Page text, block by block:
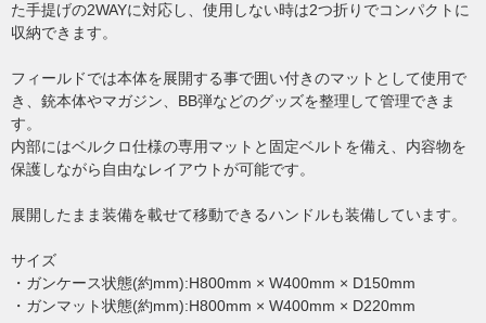
た手提げの2WAYに対応し、使用しない時は2つ折りでコンパクトに
収納できます。
フィールドでは本体を展開する事で囲い付きのマットとして使用で
き、銃本体やマガジン、BB弾などのグッズを整理して管理できま
す。
内部にはベルクロ仕様の専用マットと固定ベルトを備え、内容物を
保護しながら自由なレイアウトが可能です。
展開したまま装備を載せて移動できるハンドルも装備しています。
サイズ
・ガンケース状態(約mm):H800mm × W400mm × D150mm
・ガンマット状態(約mm):H800mm × W400mm × D220mm